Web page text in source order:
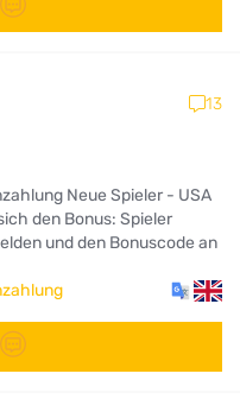
13
Neue Spieler - USA
den Bonus: Spieler
und den Bonuscode an